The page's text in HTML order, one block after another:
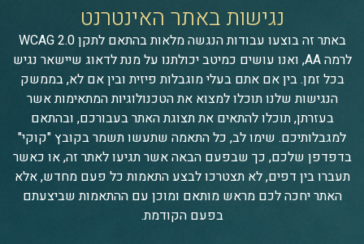
נגישות באתר האינטרנט
באתר זה בוצעו עבודות הנגשה מלאות בהתאם לתקן WCAG 2.0
לרמה AA, ואנו עושים כמיטב יכולתנו על מנת לדאוג שיישאר נגיש
בכל זמן. בין אם אתם בעלי מוגבלות פיזית ובין אם לא, בממשק
הנגישות שלנו תוכלו למצוא את הטכנולוגיות המתאימות אשר
בעזרתן, תוכלו להתאים את תצוגת האתר בעבורכם, ובהתאם
למגבלותיכם. שימו לב, כל התאמה שתעשו תשמר בקובץ "קוקי"
בדפדפן שלכם, כך שבפעם הבאה אשר תגיעו לאתר זה, או כאשר
תעברו בין דפים, לא תצטרכו לבצע התאמות כל פעם מחדש, אלא
האתר יחכה לכם מראש מותאם ומוכן עם ההתאמות שביצעתם
בפעם הקודמת.